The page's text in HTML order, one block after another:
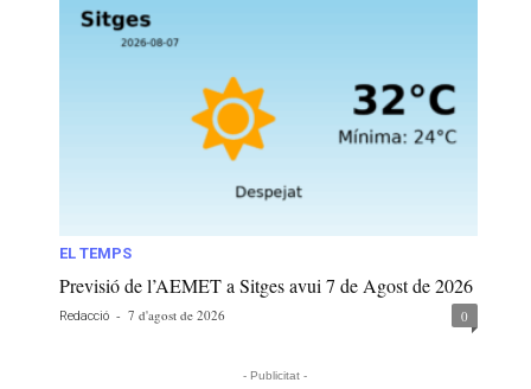
EL TEMPS
Previsió de l’AEMET a Sitges avui 7 de Agost de 2026
Redacció - 7 d'agost de 2026 0
- Publicitat -